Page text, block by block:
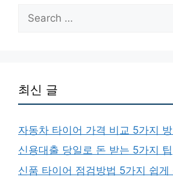
for:
최신 글
자동차 타이어 가격 비교 5가지
신용대출 당일로 돈 받는 5가지 팁
신품 타이어 점검방법 5가지 쉽게